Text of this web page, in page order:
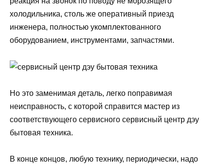
холодильника, столь же оперативный приезд
инженера, полностью укомплектованного
оборудованием, инструментами, запчастями.
Но это заменимая деталь, легко поправимая
неисправность, с которой справится мастер из
соответствующего сервисного сервисный центр дэу
бытовая техника.
В конце концов, любую технику, периодически, надо